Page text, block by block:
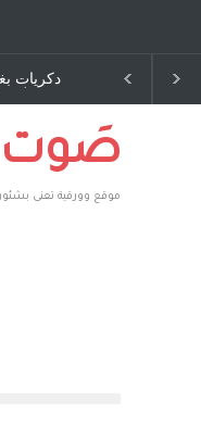
المستمر -
عاشها وكتبها
الامريكية
صَوت
موقع وورقية تعنى